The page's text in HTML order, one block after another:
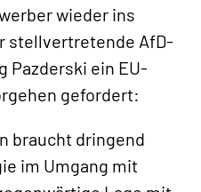
wieder ins
stellvertretende AfD-
Pazderski ein EU-
gefordert:
braucht dringend
im Umgang mit